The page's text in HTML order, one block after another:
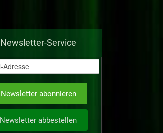
Newsletter-Service